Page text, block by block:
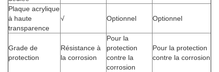
Plaque acrylique
à haute
transparence
√ Optionnel Optionnel
Grade de
protection
Résistance à
la corrosion
Pour la
protection
contre la
corrosion
Pour la protection
contre la corrosion